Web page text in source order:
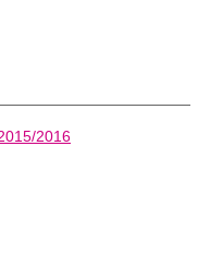
2016